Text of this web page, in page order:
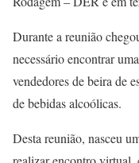
Durante a reunião
necessário encontrar
vendedores de beira de
de bebidas alcoólicas.
Desta reunião, nasceu